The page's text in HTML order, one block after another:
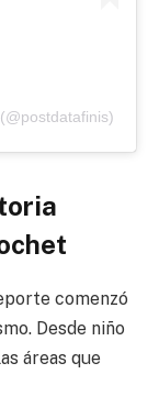
comenzó
Desde niño
áreas que